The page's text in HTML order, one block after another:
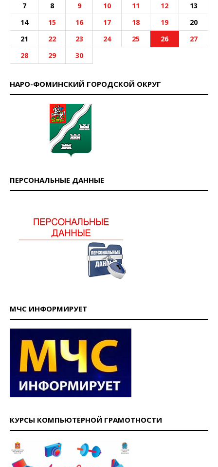
7
8 9 10 11 12
13
14
15 16 17 18 19
20
21
22 23 24 25 26
27
28
29 30
НАРО-ФОМИНСКИЙ ГОРОДСКОЙ ОКРУГ
ПЕРСОНАЛЬНЫЕ ДАННЫЕ
МЧС ИНФОРМИРУЕТ
КУРСЫ КОМПЬЮТЕРНОЙ ГРАМОТНОСТИ